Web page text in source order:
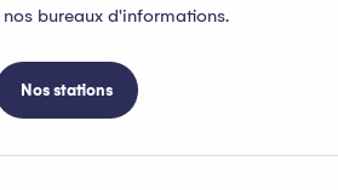
bureaux d'informations.
Nos stations